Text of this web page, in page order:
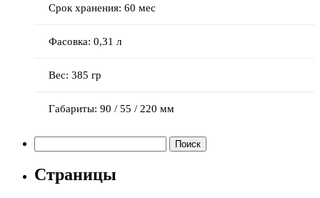
Срок хранения: 60 мес
Фасовка: 0,31 л
Вес: 385 гр
Габариты: 90 / 55 / 220 мм
Страницы